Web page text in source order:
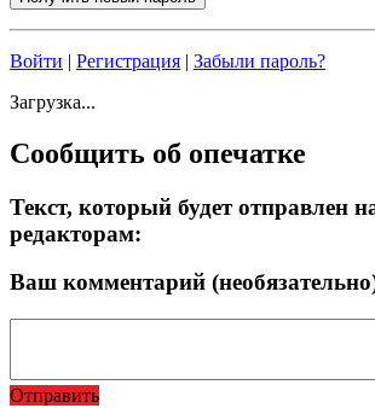
Войти | Регистрация | Забыли пароль?
Загрузка...
Сообщить об опечатке
Текст, который будет отправлен
редакторам:
Ваш комментарий
Отправить